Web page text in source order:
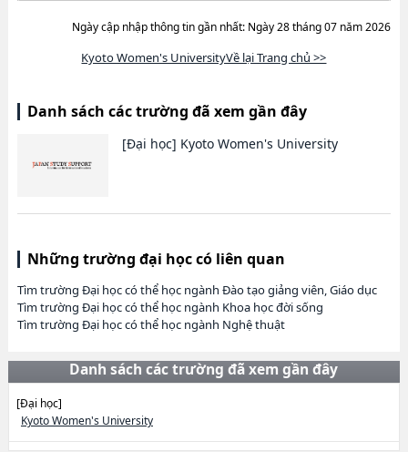
Ngày cập nhập thông tin gần nhất: Ngày 28 tháng 07 năm 2026
Kyoto Women's UniversityVề lại Trang chủ >>
Danh sách các trường đã xem gần đây
[Đại học] Kyoto Women's University
Những trường đại học có liên quan
Tìm trường Đại học có thể học ngành Đào tạo giảng viên, Giáo dục
Tìm trường Đại học có thể học ngành Khoa học đời sống
Tìm trường Đại học có thể học ngành Nghệ thuật
Danh sách các trường đã xem gần đây
[Đại học]
Kyoto Women's University